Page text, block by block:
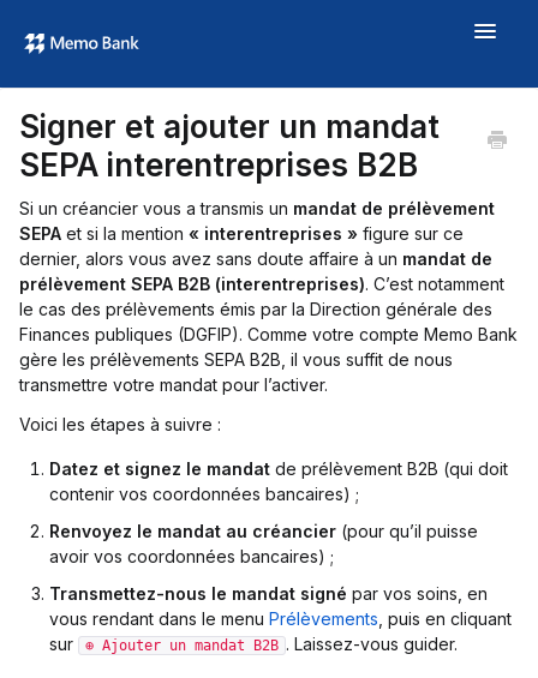
Toggle
À propos
memo.bank →
Signer et ajouter un mandat
SEPA interentreprises B2B
Si un créancier vous a transmis un mandat de prélèvement
SEPA et si la mention « interentreprises » figure sur ce
dernier, alors vous avez sans doute affaire à un mandat de
prélèvement SEPA B2B (interentreprises). C’est notamment
le cas des prélèvements émis par la Direction générale des
Finances publiques (DGFIP). Comme votre compte Memo Bank
gère les prélèvements SEPA B2B, il vous suffit de nous
transmettre votre mandat pour l’activer.
Voici les étapes à suivre :
Datez et signez le mandat de prélèvement B2B (qui doit
contenir vos coordonnées bancaires) ;
Renvoyez le mandat au créancier (pour qu’il puisse
avoir vos coordonnées bancaires) ;
Transmettez-nous le mandat signé par vos soins, en
vous rendant dans le menu Prélèvements , puis en cliquant
sur
⊕ Ajouter un mandat B2B . Laissez-vous guider.